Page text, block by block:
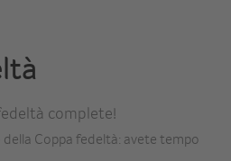
complete!
Coppa fedeltà: avete tempo